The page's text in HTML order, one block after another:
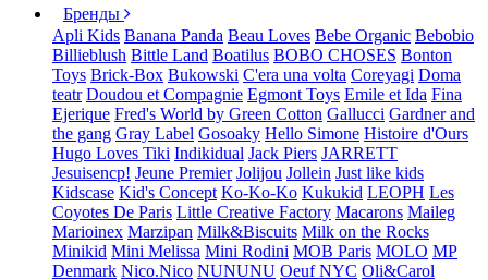
Бренды
Apli Kids Banana Panda Beau Loves Bebe Organic Bebobio
Billieblush Bittle Land Boatilus BOBO CHOSES Bonton
Toys Brick-Box Bukowski C'era una volta Coreyagi Doma
teatr Doudou et Compagnie Egmont Toys Emile et Ida Fina
Ejerique Fred's World by Green Cotton Gallucci Gardner and
the gang Gray Label Gosoaky Hello Simone Histoire d'Ours
Hugo Loves Tiki Indikidual Jack Piers JARRETT
Jesuisencp! Jeune Premier Jolijou Jollein Just like kids
Kidscase Kid's Concept Ko-Ko-Ko Kukukid LEOPH Les
Coyotes De Paris Little Creative Factory Macarons Maileg
Marioinex Marzipan Milk&Biscuits Milk on the Rocks
Minikid Mini Melissa Mini Rodini MOB Paris MOLO MP
Denmark Nico.Nico NUNUNU Oeuf NYC Oli&Carol